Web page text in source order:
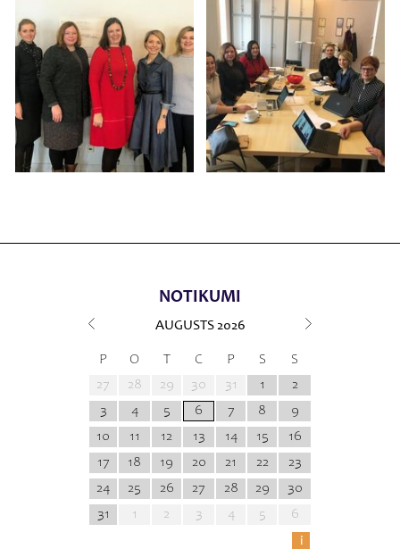
NOTIKUMI
AUGUSTS 2026
P O T C P S
S
27
28 29 30 31 1
2
3
4 5 6 7 8
9
10
11 12 13 14 15
16
17
18 19 20 21 22
23
24
25 26 27 28 29
30
31
1 2 3 4 5
6
i